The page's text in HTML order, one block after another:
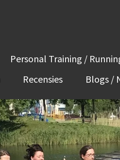
Personal Training /
Recensies Blogs /